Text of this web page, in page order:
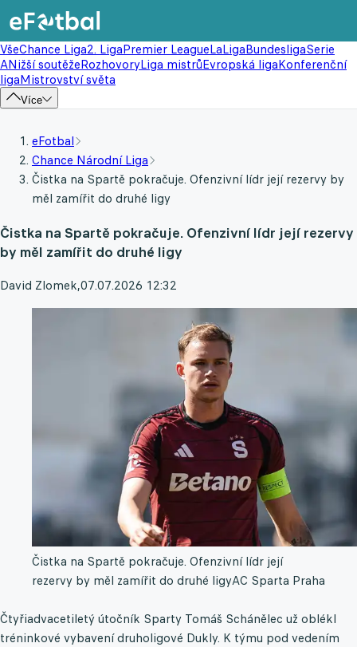
VšeChance Liga2. LigaPremier LeagueLaLigaBundesligaSerie
ANižší soutěžeRozhovoryLiga mistrůEvropská ligaKonferenční
ligaMistrovství světa
Více
eFotbal
Chance Národní Liga
Čistka na Spartě pokračuje. Ofenzivní lídr její rezervy by
měl zamířit do druhé ligy
Čistka na Spartě pokračuje. Ofenzivní lídr její rezervy
by měl zamířit do druhé ligy
David Zlomek,07.07.2026 12:32
Čistka na Spartě pokračuje. Ofenzivní lídr její
rezervy by měl zamířit do druhé ligyAC Sparta Praha
Čtyřiadvacetiletý útočník Sparty Tomáš Schánělec už oblékl
tréninkové vybavení druholigové Dukly. K týmu pod vedením